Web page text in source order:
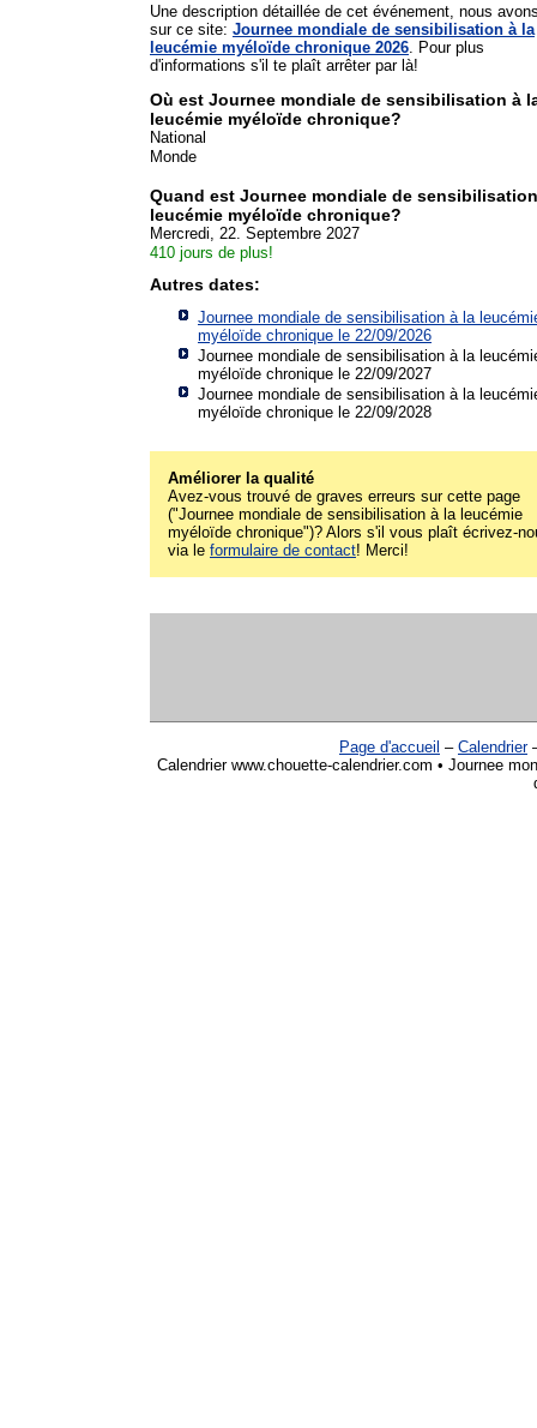
Une description détaillée de cet événement, nous
sur ce site: Journee mondiale de sensibilisation à la
leucémie myéloïde chronique 2026 . Pour plus
d'informations s'il te plaît arrêter par là!
Où est Journee mondiale de sensibilisation à
leucémie myéloïde chronique?
National
Monde
Quand est Journee mondiale de
leucémie myéloïde chronique?
Mercredi, 22. Septembre 2027
410 jours de plus!
Autres dates:
Journee mondiale de sensibilisation à la
myéloïde chronique le 22/09/2026
Journee mondiale de sensibilisation à la
myéloïde chronique le 22/09/2027
Journee mondiale de sensibilisation à la
myéloïde chronique le 22/09/2028
Améliorer la qualité
Avez-vous trouvé de graves erreurs sur cette page
("Journee mondiale de sensibilisation à la leucémie
myéloïde chronique")? Alors s'il vous plaît écrivez-
via le formulaire de contact! Merci!
Page d'accueil – Calendrier
Calendrier www.chouette-calendrier.com • Journee